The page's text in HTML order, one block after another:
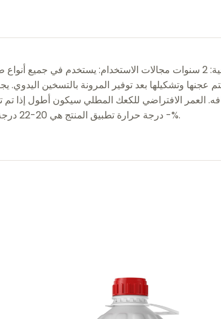
نوع العبوة: 1 كغ، علبة كرتون، في كيس، 24 عبوة في الصندوق مدة الصلاحية: 2 سنوات
عجنها وتشكيلها بعد توفير المرونة بالتسخين
- درجة حرارة تطبيق المنتج هي 20-22 درجة مئوية - صالح للأكل. - له بنية مرنة. - له أفضلية سعرية بنسبة 40%.